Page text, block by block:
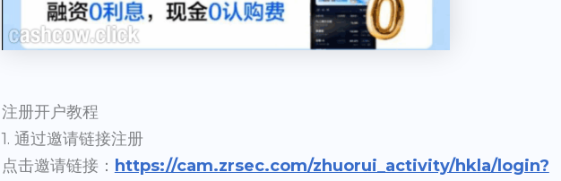
注册开户教程
1. 通过邀请链接注册
点击邀请链接： https://cam.zrsec.com/zhuorui_activity/hkla/login?